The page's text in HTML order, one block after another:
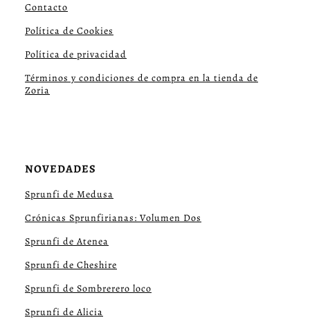
Contacto
Política de Cookies
Política de privacidad
Términos y condiciones de compra en la tienda de
Zoria
NOVEDADES
Sprunfi de Medusa
Crónicas Sprunfirianas: Volumen Dos
Sprunfi de Atenea
Sprunfi de Cheshire
Sprunfi de Sombrerero loco
Sprunfi de Alicia